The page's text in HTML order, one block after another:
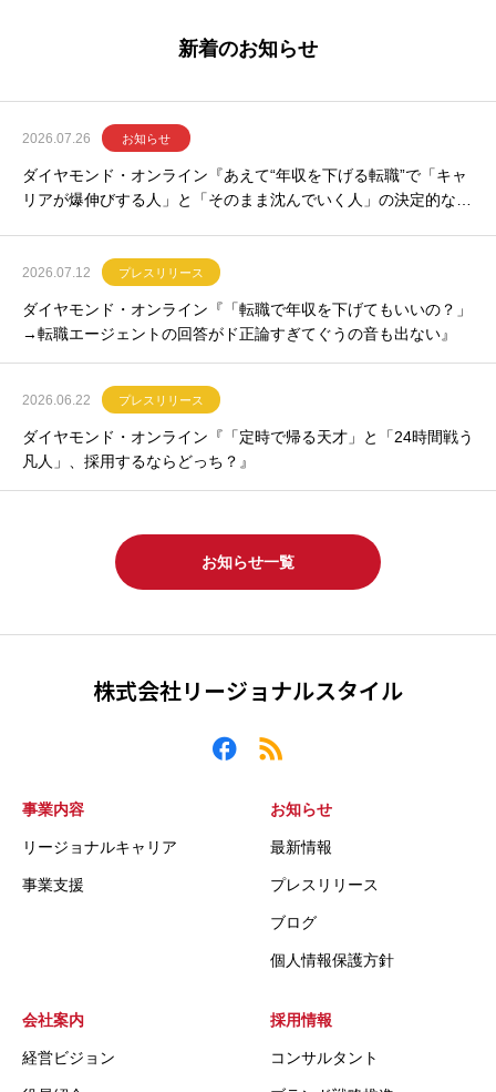
新着のお知らせ
2026.07.26 お知らせ
ダイヤモンド・オンライン『あえて“年収を下げる転職”で「キャ
リアが爆伸びする人」と「そのまま沈んでいく人」の決定的な違
2026.07.12 プレスリリース
ダイヤモンド・オンライン『「転職で年収を下げてもいいの？」
→転職エージェントの回答がド正論すぎてぐうの音も出ない』
2026.06.22 プレスリリース
ダイヤモンド・オンライン『「定時で帰る天才」と「24時間戦う
凡人」、採用するならどっち？』
お知らせ一覧
株式会社リージョナルスタイル
事業内容
リージョナルキャリア
事業支援
お知らせ
最新情報
プレスリリース
ブログ
個人情報保護方針
会社案内
経営ビジョン
採用情報
コンサルタント